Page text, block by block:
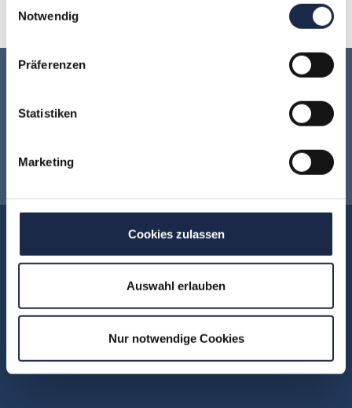
Notwendig
Präferenzen
Statistiken
Marketing
Cookies zulassen
Auswahl erlauben
Nur notwendige Cookies
V
MVFP Akademie
Über uns
Unsere Experten
Teilnehmerstimmen